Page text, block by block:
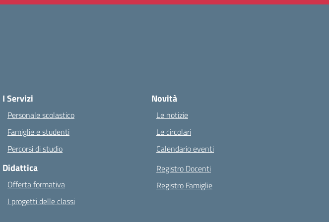
I Servizi
Personale scolastico
Famiglie e studenti
Percorsi di studio
Didattica
Offerta formativa
I progetti delle classi
Novità
Le notizie
Le circolari
Calendario eventi
Registro Docenti
Registro Famiglie